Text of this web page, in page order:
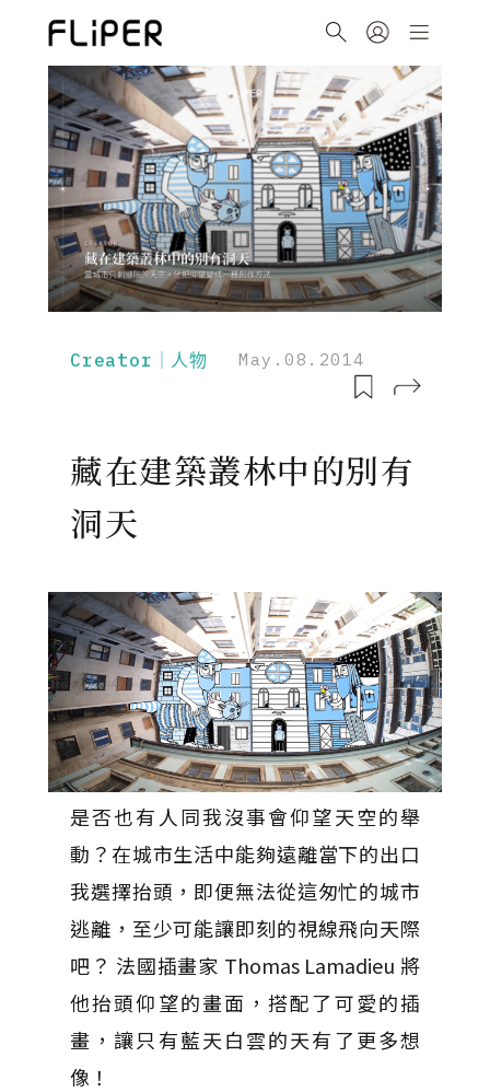
Creator｜人物 May.08.2014
藏在建築叢林中的別有
洞天
是否也有人同我沒事會仰望天空的舉
動？在城市生活中能夠遠離當下的出口
我選擇抬頭，即便無法從這匆忙的城市
逃離，至少可能讓即刻的視線飛向天際
吧？ 法國插畫家 Thomas Lamadieu 將
他抬頭仰望的畫面，搭配了可愛的插
畫，讓只有藍天白雲的天有了更多想
像！